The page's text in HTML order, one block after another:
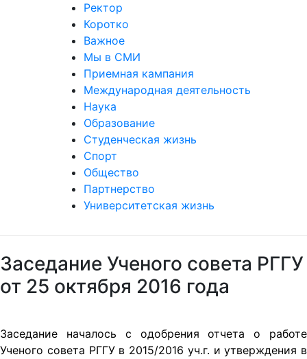
Ректор
Коротко
Важное
Мы в СМИ
Приемная кампания
Международная деятельность
Наука
Образование
Студенческая жизнь
Спорт
Общество
Партнерство
Университетская жизнь
Заседание Ученого совета РГГУ
от 25 октября 2016 года
Заседание началось с одобрения отчета о работе
Ученого совета РГГУ в 2015/2016 уч.г. и утверждения в